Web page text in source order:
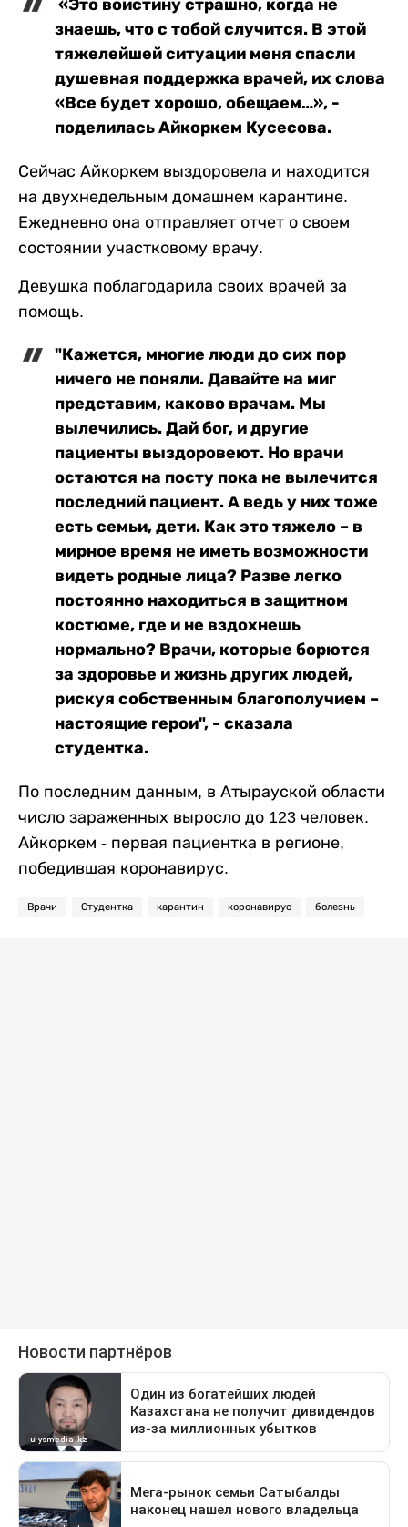
«Это воистину страшно, когда не
знаешь, что с тобой случится. В этой
тяжелейшей ситуации меня спасли
душевная поддержка врачей, их слова
«Все будет хорошо, обещаем…», -
поделилась Айкоркем Кусесова.
Сейчас Айкоркем выздоровела и находится
на двухнедельным домашнем карантине.
Ежедневно она отправляет отчет о своем
состоянии участковому врачу.
Девушка поблагодарила своих врачей за
помощь.
"Кажется, многие люди до сих пор
ничего не поняли. Давайте на миг
представим, каково врачам. Мы
вылечились. Дай бог, и другие
пациенты выздоровеют. Но врачи
остаются на посту пока не вылечится
последний пациент. А ведь у них тоже
есть семьи, дети. Как это тяжело – в
мирное время не иметь возможности
видеть родные лица? Разве легко
постоянно находиться в защитном
костюме, где и не вздохнешь
нормально? Врачи, которые борются
за здоровье и жизнь других людей,
рискуя собственным благополучием –
настоящие герои", - сказала
студентка.
По последним данным, в Атырауской области
число зараженных выросло до 123 человек.
Айкоркем - первая пациентка в регионе,
победившая коронавирус.
Врачи Студентка карантин коронавирус болезнь